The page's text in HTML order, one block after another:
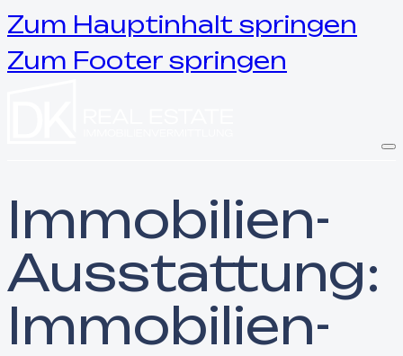
Zum Hauptinhalt springen
Zum Footer springen
Immobilien-
Ausstattung:
Immobilien­